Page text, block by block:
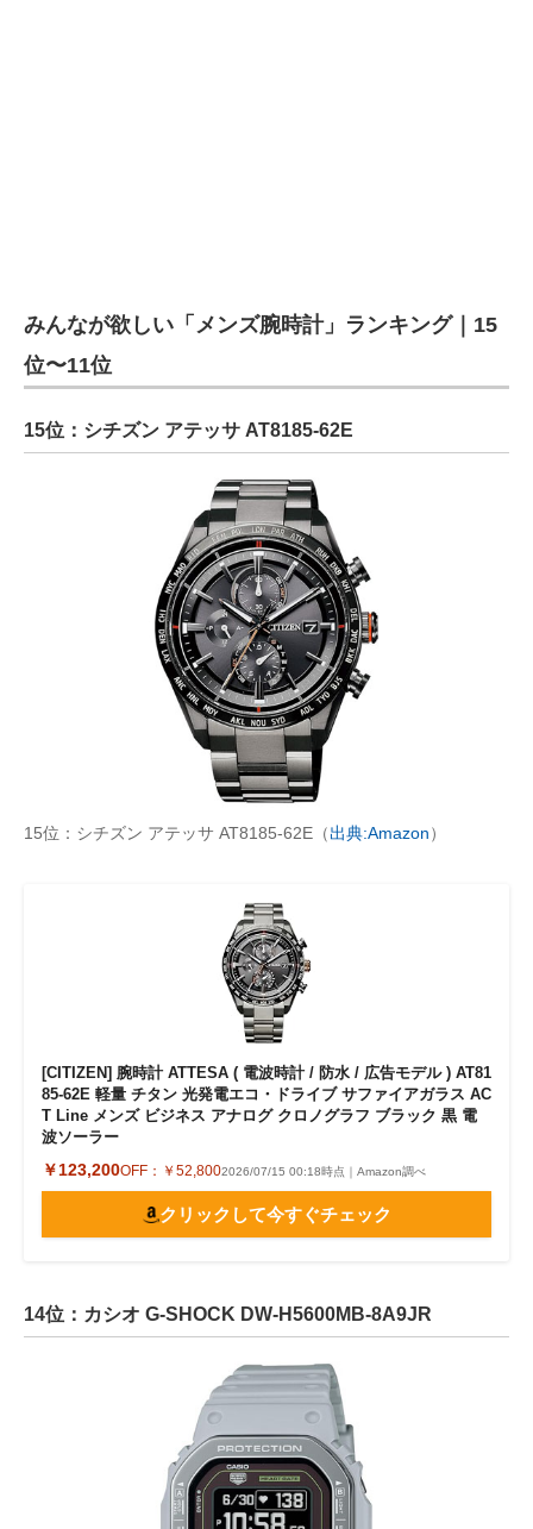
みんなが欲しい「メンズ腕時計」ランキング｜15
位〜11位
15位：シチズン アテッサ AT8185-62E
15位：シチズン アテッサ AT8185-62E（出典:Amazon）
[CITIZEN] 腕時計 ATTESA ( 電波時計 / 防水 / 広告モデル ) AT81
85-62E 軽量 チタン 光発電エコ・ドライブ サファイアガラス AC
T Line メンズ ビジネス アナログ クロノグラフ ブラック 黒 電
波ソーラー
￥123,200OFF： ￥52,8002026/07/15 00:18時点｜Amazon調べ
クリックして今すぐチェック
14位：カシオ G-SHOCK DW-H5600MB-8A9JR